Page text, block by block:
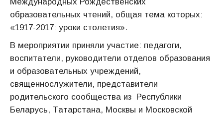
образовательных чтений, общая тема которых:
«1917-2017: уроки столетия».
В мероприятии приняли участие: педагоги,
воспитатели, руководители отделов образования
и образовательных учреждений,
священнослужители, представители
родительского сообщества из Республики
Беларусь, Татарстана, Москвы и Московской